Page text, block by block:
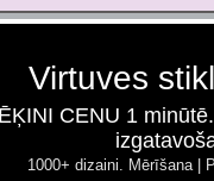
Virtuves
CENU 1
1000+ dizaini. Mērīšana |